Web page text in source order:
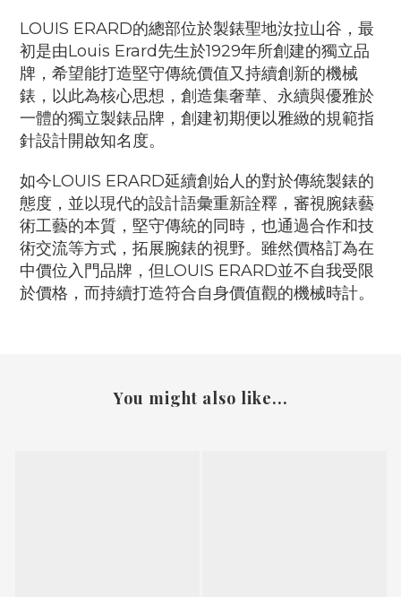
LOUIS ERARD的總部位於製錶聖地汝拉山谷，最
初是由Louis Erard先生於1929年所創建的獨立品
牌，希望能打造堅守傳統價值又持續創新的機械
錶，以此為核心思想，創造集奢華、永續與優雅於
一體的獨立製錶品牌，創建初期便以雅緻的規範指
針設計開啟知名度。
如今LOUIS ERARD延續創始人的對於傳統製錶的
態度，並以現代的設計語彙重新詮釋，審視腕錶藝
術工藝的本質，堅守傳統的同時，也通過合作和技
術交流等方式，拓展腕錶的視野。雖然價格訂為在
中價位入門品牌，但LOUIS ERARD並不自我受限
於價格，而持續打造符合自身價值觀的機械時計。
You might also like...